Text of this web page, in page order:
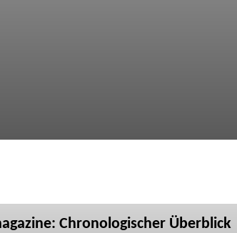
Chronologischer Überblick